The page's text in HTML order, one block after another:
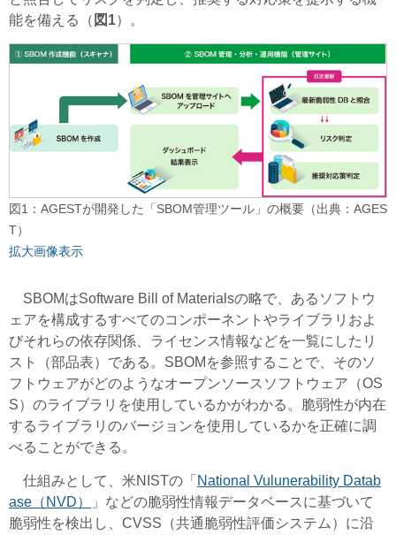
能を備える（ 図1）。
図1：AGESTが開発した「SBOM管理ツール」の概要（出典：AGES
T）
拡大画像表示
SBOMはSoftware Bill of Materialsの略で、あるソフトウ
ェアを構成するすべてのコンポーネントやライブラリおよ
びそれらの依存関係、ライセンス情報などを一覧にしたリ
スト（部品表）である。SBOMを参照することで、そのソ
フトウェアがどのようなオープンソースソフトウェア（OS
S）のライブラリを使用しているかがわかる。脆弱性が内在
するライブラリのバージョンを使用しているかを正確に調
べることができる。
仕組みとして、米NISTの「 National Vulunerability Datab
ase（NVD）
」などの脆弱性情報データベースに基づいて
脆弱性を検出し、CVSS（共通脆弱性評価システム）に沿